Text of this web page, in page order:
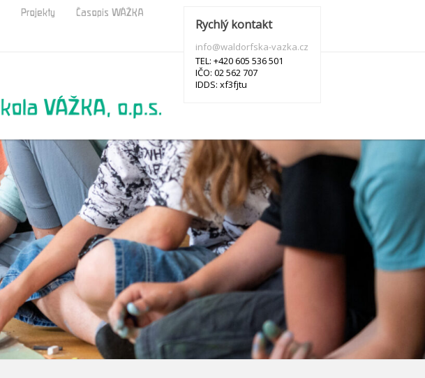
Projekty Časopis WÁŽKA
Rychlý kontakt
info@waldorfska-vazka.cz
TEL: +420 605 536 501
IČO: 02 562 707
IDDS: xf3fjtu